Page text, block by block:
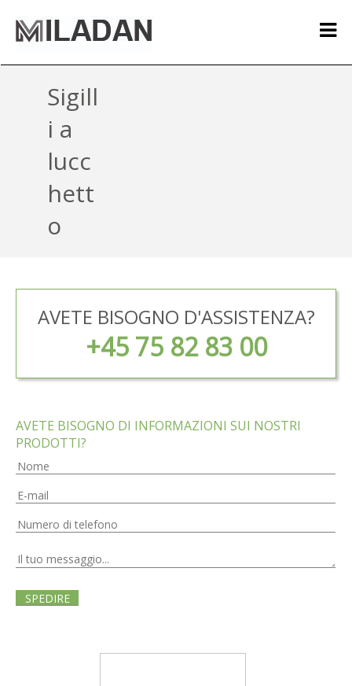
Sigill
i a
lucc
hett
o
AVETE BISOGNO D'ASSISTENZA?
+45 75 82 83 00
AVETE BISOGNO DI INFORMAZIONI SUI NOSTRI
PRODOTTI?